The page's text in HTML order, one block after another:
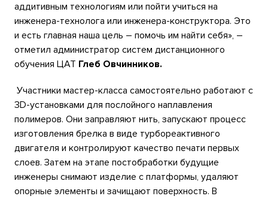
аддитивным технологиям или пойти учиться на
инженера-технолога или инженера-конструктора. Это
и есть главная наша цель – помочь им найти себя», –
отметил администратор систем дистанционного
обучения ЦАТ Глеб Овчинников.
Участники мастер-класса самостоятельно работают с
3D-установками для послойного наплавления
полимеров. Они заправляют нить, запускают процесс
изготовления брелка в виде турбореактивного
двигателя и контролируют качество печати первых
слоев. Затем на этапе постобработки будущие
инженеры снимают изделие с платформы, удаляют
опорные элементы и зачищают поверхность. В